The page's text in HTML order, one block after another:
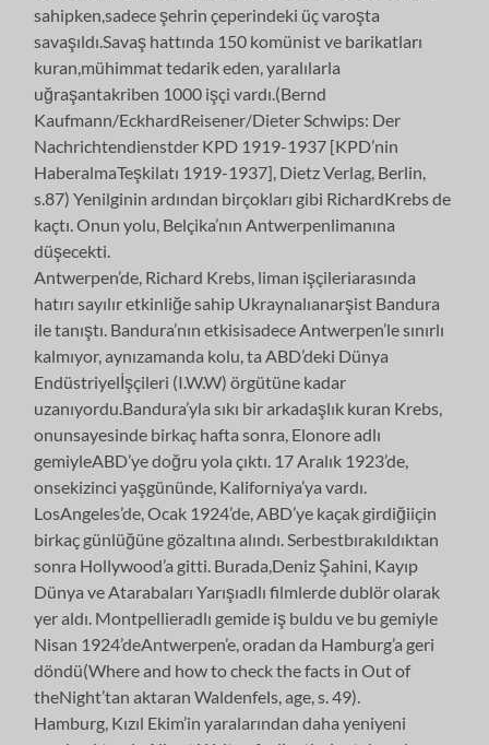
sahipken,sadece şehrin çeperindeki üç varoşta
savaşıldı.Savaş hattında 150 komünist ve barikatları
kuran,mühimmat tedarik eden, yaralılarla
uğraşantakriben 1000 işçi vardı.(Bernd
Kaufmann/EckhardReisener/Dieter Schwips: Der
Nachrichtendienstder KPD 1919-1937 [KPD’nin
HaberalmaTeşkilatı 1919-1937], Dietz Verlag, Berlin,
s.87) Yenilginin ardından birçokları gibi RichardKrebs de
kaçtı. Onun yolu, Belçika’nın Antwerpenlimanına
düşecekti.
Antwerpen’de, Richard Krebs, liman işçileriarasında
hatırı sayılır etkinliğe sahip Ukraynalıanarşist Bandura
ile tanıştı. Bandura’nın etkisisadece Antwerpen’le sınırlı
kalmıyor, aynızamanda kolu, ta ABD’deki Dünya
Endüstriyelİşçileri (I.W.W) örgütüne kadar
uzanıyordu.Bandura’yla sıkı bir arkadaşlık kuran Krebs,
onunsayesinde birkaç hafta sonra, Elonore adlı
gemiyleABD’ye doğru yola çıktı. 17 Aralık 1923’de,
onsekizinci yaşgününde, Kaliforniya’ya vardı.
LosAngeles’de, Ocak 1924’de, ABD’ye kaçak girdiğiiçin
birkaç günlüğüne gözaltına alındı. Serbestbırakıldıktan
sonra Hollywood’a gitti. Burada,Deniz Şahini, Kayıp
Dünya ve Atarabaları Yarışıadlı filmlerde dublör olarak
yer aldı. Montpellieradlı gemide iş buldu ve bu gemiyle
Nisan 1924’deAntwerpen’e, oradan da Hamburg’a geri
döndü(Where and how to check the facts in Out of
theNight’tan aktaran Waldenfels, age, s. 49).
Hamburg, Kızıl Ekim’in yaralarından daha yeniyeni